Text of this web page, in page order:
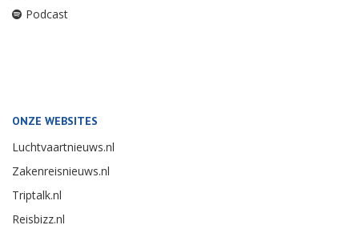
Podcast
ONZE WEBSITES
Luchtvaartnieuws.nl
Zakenreisnieuws.nl
Triptalk.nl
Reisbizz.nl